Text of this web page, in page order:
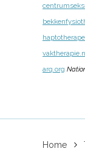
arq.org
Home